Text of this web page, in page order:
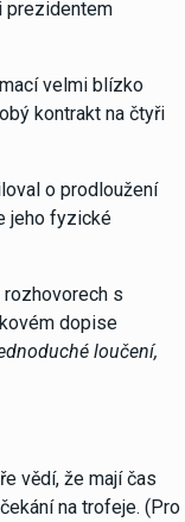
prezidentem
velmi blízko
kontrakt na čtyři
o prodloužení
jeho fyzické
s
dopise
loučení,
vědí, že mají čas
na trofeje. (Pro